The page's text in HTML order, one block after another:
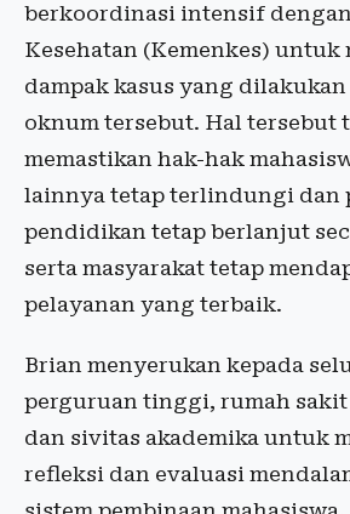
berkoordinasi intensif
Kesehatan (Kemenkes)
dampak kasus yang
oknum tersebut. Hal tersebut
memastikan hak-hak
lainnya tetap terlindungi dan
pendidikan tetap berlanjut
serta masyarakat tetap
pelayanan yang terbaik.
Brian menyerukan kepada
perguruan tinggi, rumah
dan sivitas akademika untuk
refleksi dan evaluasi